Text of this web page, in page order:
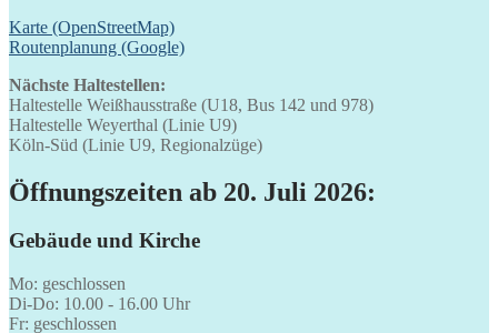
Karte (OpenStreetMap)
Routenplanung (Google)
Nächste Haltestellen:
Haltestelle Weißhausstraße (U18, Bus 142 und 978)
Haltestelle Weyerthal (Linie U9)
Köln-Süd (Linie U9, Regionalzüge)
Öffnungszeiten ab 20. Juli 2026:
Gebäude und Kirche
Mo: geschlossen
Di-Do: 10.00 - 16.00 Uhr
Fr: geschlossen